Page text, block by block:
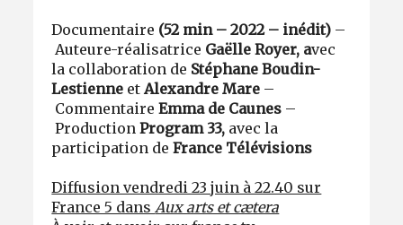
Documentaire (52 min – 2022 – inédit) –
Auteure-réalisatrice Gaëlle Royer, avec
la collaboration de Stéphane Boudin-
Lestienne etAlexandre Mare –
Commentaire Emma de Caunes –
ProductionProgram 33, avec la
participation deFrance Télévisions
Diffusion vendredi 23 juin à 22.40 sur
France 5 dans Aux arts et cætera